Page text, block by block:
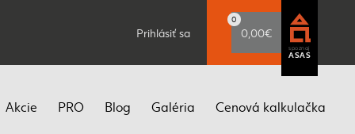
Prihlásiť sa
0
0,00€
spoznaj
ASAS
Akcie PRO Blog Galéria Cenová kalkulačka